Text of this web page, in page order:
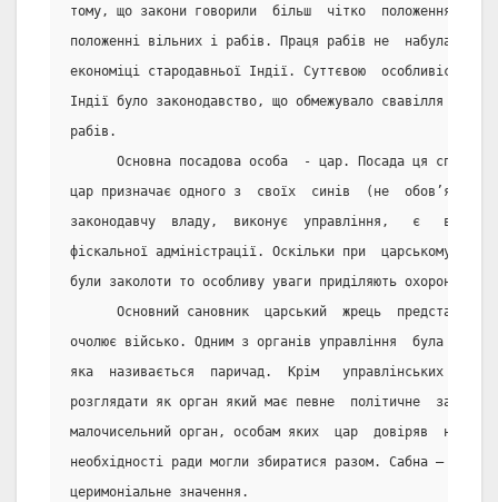
тому, що закони говорили  більш  чітко  положення
положенні вільних і рабів. Праця рабів не  набула
економіці стародавньої Індії. Суттєвою  особливістю
Індії було законодавство, що обмежувало свавілля
рабів.
Основна посадова особа  - цар. Посада ця
цар призначає одного з  своїх  синів  (не
законодавчу  владу,  виконує  управління,   є
фіскальної адміністрації. Оскільки при  царському
були заколоти то особливу уваги приділяють охороні
Основний сановник  царський  жрець  представник
очолює військо. Одним з органів управління  була  рада
яка  називається  паричад.  Крім   управлінських
розглядати як орган який має певне  політичне
малочисельний орган, особам яких  цар  довіряв
необхідності ради могли збиратися разом. Сабна –
церимоніальне значення.